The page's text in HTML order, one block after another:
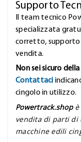
Supporto
Il team tecnico
specializzata
corretto, supporto
vendita.
Non sei sicuro
Contattaci
cingolo in utilizzo.
Powertrack.shop
vendita di parti di
macchine edili